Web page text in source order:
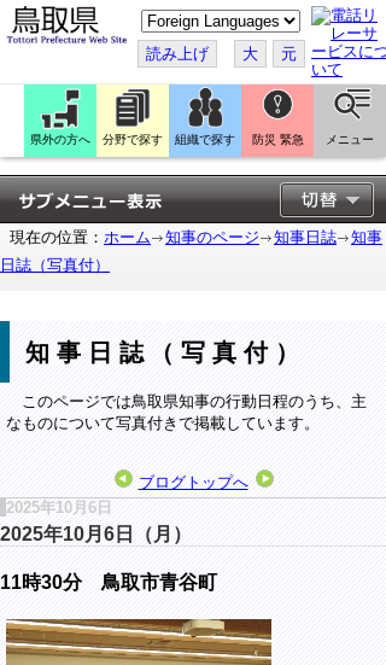
こ
の
ペ
ー
ジ
翻
訳
す
る
読み上げ 大 元
県外の方へ 分野で探す 組織で探す 防災 緊急 メニュー
現在の位置： ホーム 知事のページ 知事日誌
知事
日誌（写真付）
知事日誌（写真付）
このページでは鳥取県知事の行動日程のうち、主
なものについて写真付きで掲載しています。
ブログトップへ
2025年10月6日
2025年10月6日（月）
11時30分 鳥取市青谷町